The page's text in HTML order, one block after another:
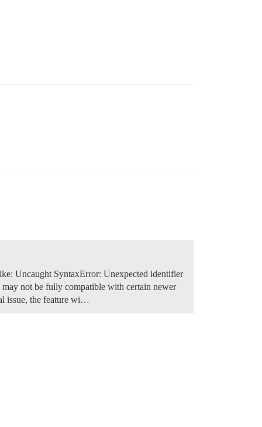
Uncaught SyntaxError: Unexpected identifier
may not be fully compatible with certain newer
issue, the feature wi…